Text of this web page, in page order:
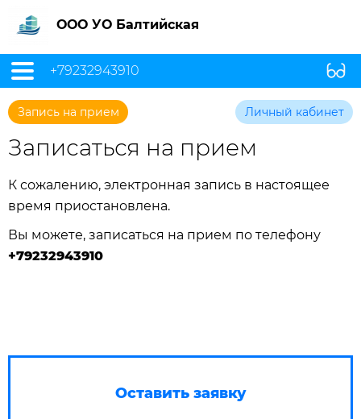
ООО УО Балтийская
+79232943910
Запись на прием Личный кабинет
Записаться на прием
К сожалению, электронная запись в настоящее
время приостановлена.
Вы можете, записаться на прием по телефону
+79232943910
Оставить заявку